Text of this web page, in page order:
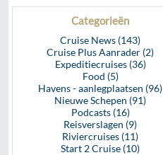
Categorieën
Cruise News (143)
Cruise Plus Aanrader (2)
Expeditiecruises (36)
Food (5)
Havens - aanlegplaatsen (96)
Nieuwe Schepen (91)
Podcasts (16)
Reisverslagen (9)
Riviercruises (11)
Start 2 Cruise (10)